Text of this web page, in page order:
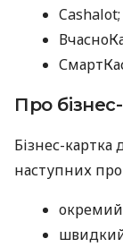
Cashalot;
Про
Бізнес-
наступних
окремий